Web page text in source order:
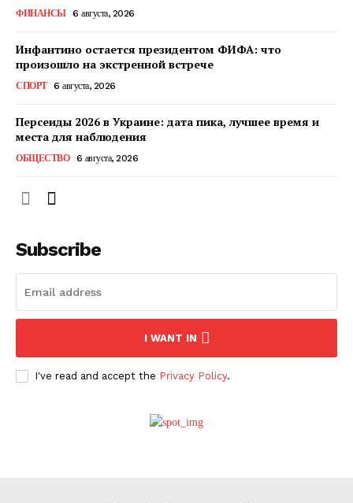
КавПолит
О нас
Политика конфиденциальности
ФИНАНСЫ 6 августа, 2026
Инфантино остается президентом ФИФА: что
произошло на экстренной встрече
СПОРТ 6 августа, 2026
Персеиды 2026 в Украине: дата пика, лучшее время и
места для наблюдения
ОБЩЕСТВО 6 августа, 2026
Subscribe
I WANT IN
I've read and accept the Privacy Policy.